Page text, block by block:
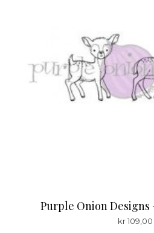
Purple Onion Designs
kr109,00